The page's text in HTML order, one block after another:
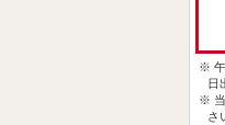
※ 午
日
※ 当
さ